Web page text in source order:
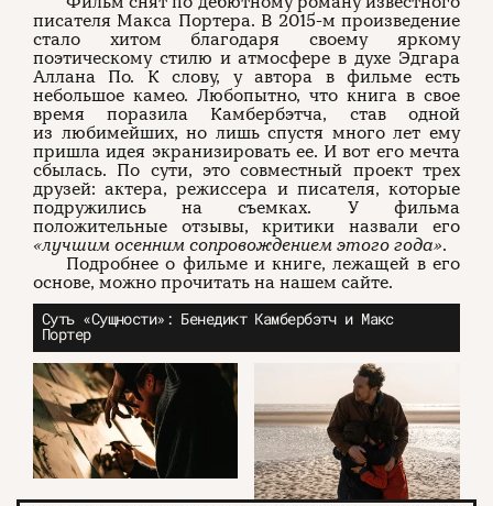
писателя Макса Портера. В 2015-м произведение
стало хитом благодаря своему яркому
поэтическому стилю и атмосфере в духе Эдгара
Аллана По. К слову, у автора в фильме есть
небольшое камео. Любопытно, что книга в свое
время поразила Камбербэтча, став одной
из любимейших, но лишь спустя много лет ему
пришла идея экранизировать ее. И вот его мечта
сбылась. По сути, это совместный проект трех
друзей: актера, режиссера и писателя, которые
подружились на съемках. У фильма
положительные отзывы, критики назвали его
«лучшим осенним сопровождением этого года».
Подробнее о фильме и книге, лежащей в его
основе, можно прочитать на нашем сайте.
Суть «Сущности»: Бенедикт Камбербэтч и Макс
Портер